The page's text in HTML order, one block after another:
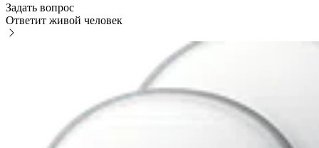
Задать вопрос
Ответит живой человек